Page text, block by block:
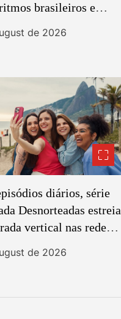
brasileiros e
de 2026
diários, série
Desnorteadas estreia
vertical nas redes
de 2026